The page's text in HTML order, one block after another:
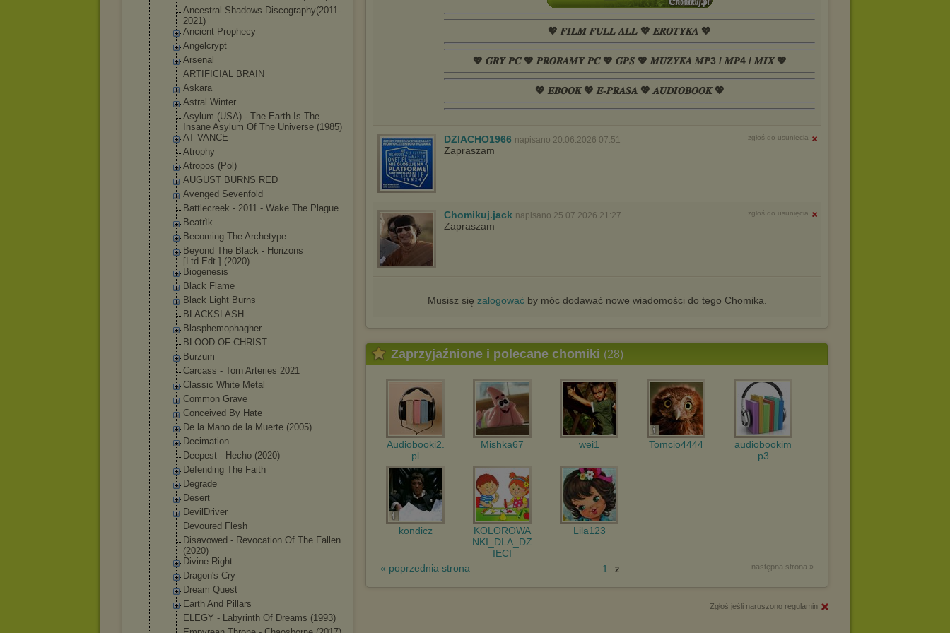
Ancestral Shadows-Discography(2011-
2021)
Ancient Prophecy
Angelcrypt
Arsenal
ARTIFICIAL BRAIN
Askara
Astral Winter
Asylum (USA) - The Earth Is The
Insane Asylum Of The Universe (1985)
AT VANCE
Atrophy
Atropos (Pol)
AUGUST BURNS RED
Avenged Sevenfold
Battlecreek - 2011 - Wake The Plague
Beatrìk
Becoming The Archetype
Beyond The Black - Horizons
[Ltd.Edt.] (2020)
Biogenesis
Black Flame
Black Light Burns
BLACKSLASH
Blasphemophagher
BLOOD OF CHRIST
Burzum
Carcass - Torn Arteries 2021
Classic White Metal
Common Grave
Conceived By Hate
De la Mano de la Muerte (2005)
Decimation
Deepest - Hecho (2020)
Defending The Faith
Degrade
Desert
DevilDriver
Devoured Flesh
Disavowed - Revocation Of The Fallen
(2020)
Divine Right
Dragon's Cry
Dream Quest
Earth And Pillars
ELEGY - Labyrinth Of Dreams (1993)
💖 𝑭𝑰𝑳𝑴 𝑭𝑼𝑳𝑳 𝑨𝑳𝑳 💖 𝑬𝑹𝑶𝑻𝒀𝑲𝑨 💖
💖 𝑮𝑹𝒀 𝑷𝑪 💖 𝑷𝑹𝑶𝑹𝑨𝑴𝒀 𝑷𝑪 💖 𝑮𝑷𝑺 💖 𝑴𝑼𝒁𝒀𝑲𝑨 𝑴𝑷3 / 𝑴𝑷4 / 𝑴𝑰𝑿 💖
💖 𝑬𝑩𝑶𝑶𝑲 💖 𝑬-𝑷𝑹𝑨𝑺𝑨 💖 𝑨𝑼𝑫𝑰𝑶𝑩𝑶𝑶𝑲 💖
DZIACHO1966 napisano 20.06.2026 07:51 zgłoś do usunięcia
Zapraszam
Chomikuj.jack napisano 25.07.2026 21:27 zgłoś do usunięcia
Zapraszam
Musisz się zalogowaćby móc dodawać nowe wiadomości do tego Chomika.
Zaprzyjaźnione i polecane chomiki (28)
Audiobooki2.
pl
Mishka67 wei1 Tomcio4444
audiobookim
p3
kondicz
KOLOROWA
NKI_DLA_DZ
IECI
Lila123
« poprzednia strona następna strona »
1 2
Zgłoś jeśli naruszono regulamin